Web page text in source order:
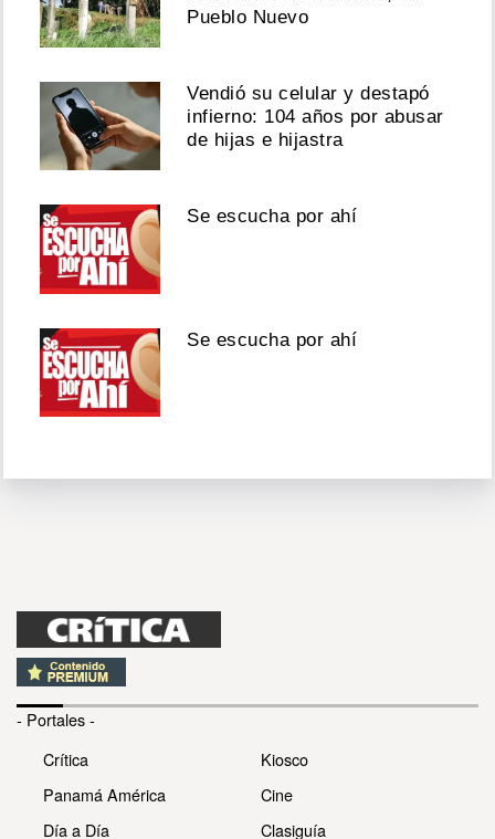
Pueblo Nuevo
Vendió su celular y destapó
infierno: 104 años por abusar
de hijas e hijastra
Se escucha por ahí
Se escucha por ahí
- Portales -
Crítica
Panamá América
Día a Día
Kiosco
Cine
Clasiguía